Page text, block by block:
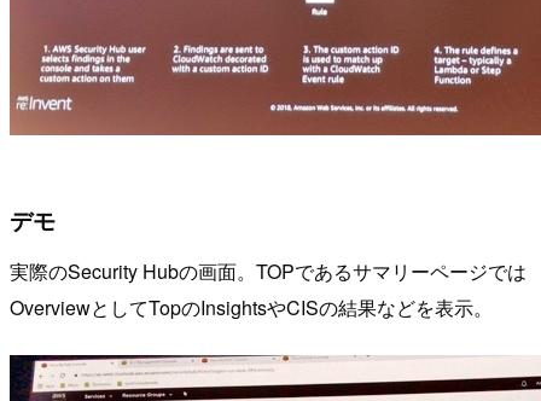
デモ
実際のSecurity Hubの画面。TOPであるサマリーページでは
OverviewとしてTopのInsightsやCISの結果などを表示。